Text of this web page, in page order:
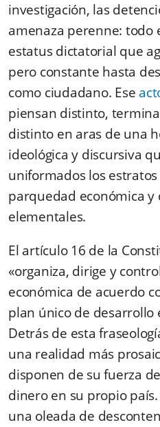
investigación, las
amenaza perenne: todo
estatus dictatorial que
pero constante hasta
como ciudadano. Ese
piensan distinto,
distinto en aras de una
ideológica y discursiva
uniformados los estratos
parquedad económica y
elementales.
El artículo 16 de la
«organiza, dirige y
económica de acuerdo
plan único de desarrollo
Detrás de esta
una realidad más
disponen de su fuerza
dinero en su propio
una oleada de